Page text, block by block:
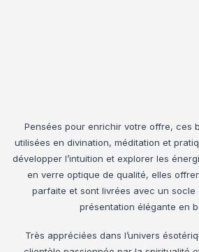
Pensées pour enrichir votre offre, ces
utilisées en divination, méditation et
développer l’intuition et explorer les
en verre optique de qualité, elles
parfaite et sont livrées avec un socle
présentation élégante en
Très appréciées dans l’univers